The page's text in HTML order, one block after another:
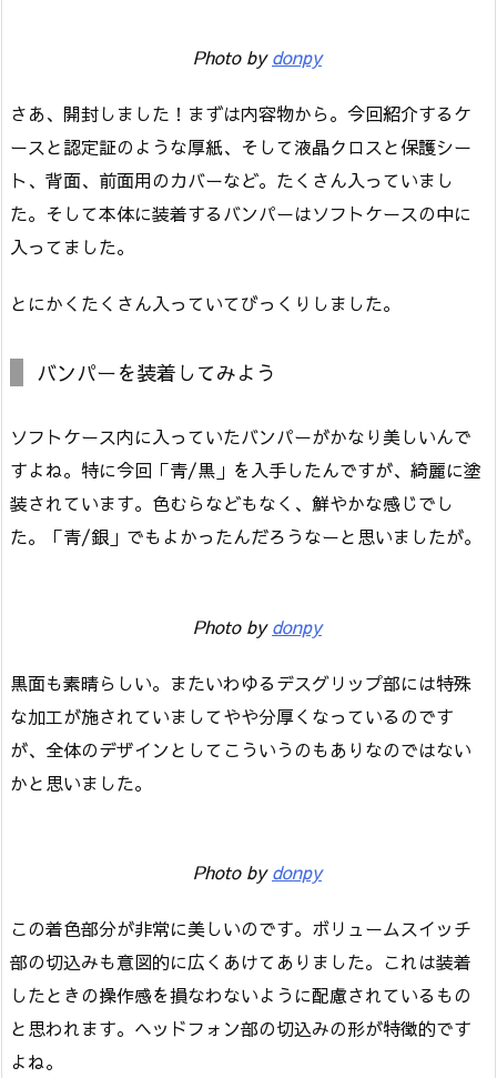
Photo bydonpy
さあ、開封しました！まずは内容物から。今回紹介するケ
ースと認定証のような厚紙、そして液晶クロスと保護シー
ト、背面、前面用のカバーなど。たくさん入っていまし
た。そして本体に装着するバンパーはソフトケースの中に
入ってました。
とにかくたくさん入っていてびっくりしました。
バンパーを装着してみよう
ソフトケース内に入っていたバンパーがかなり美しいんで
すよね。特に今回「青/黒」を入手したんですが、綺麗に塗
装されています。色むらなどもなく、鮮やかな感じでし
た。「青/銀」でもよかったんだろうなーと思いましたが。
Photo bydonpy
黒面も素晴らしい。またいわゆるデスグリップ部には特殊
な加工が施されていましてやや分厚くなっているのです
が、全体のデザインとしてこういうのもありなのではない
かと思いました。
Photo bydonpy
この着色部分が非常に美しいのです。ボリュームスイッチ
部の切込みも意図的に広くあけてありました。これは装着
したときの操作感を損なわないように配慮されているもの
と思われます。ヘッドフォン部の切込みの形が特徴的です
よね。